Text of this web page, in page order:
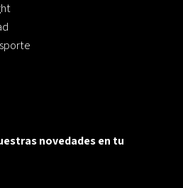
novedades en tu